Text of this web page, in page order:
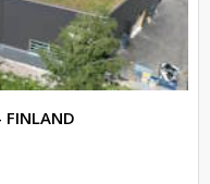
FINLAND